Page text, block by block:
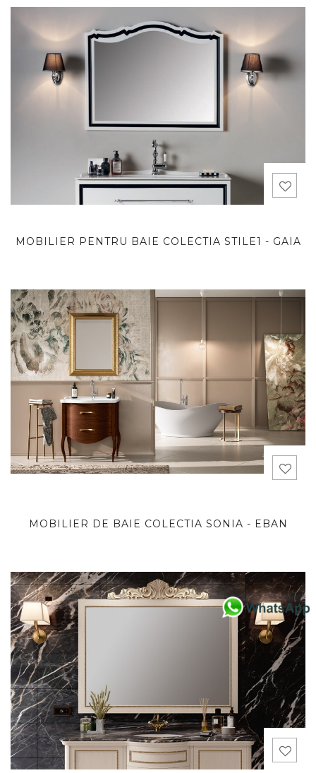
MOBILIER PENTRU BAIE COLECTIA STILE1 - GAIA
MOBILIER DE BAIE COLECTIA SONIA - EBAN